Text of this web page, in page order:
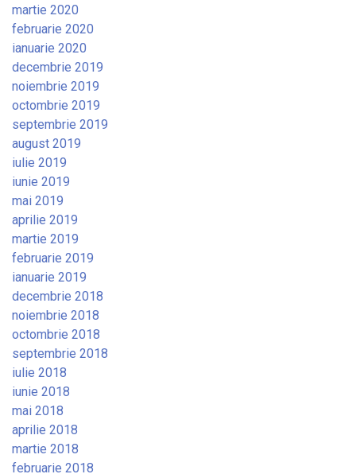
martie 2020
februarie 2020
ianuarie 2020
decembrie 2019
noiembrie 2019
octombrie 2019
septembrie 2019
august 2019
iulie 2019
iunie 2019
mai 2019
aprilie 2019
martie 2019
februarie 2019
ianuarie 2019
decembrie 2018
noiembrie 2018
octombrie 2018
septembrie 2018
iulie 2018
iunie 2018
mai 2018
aprilie 2018
martie 2018
februarie 2018